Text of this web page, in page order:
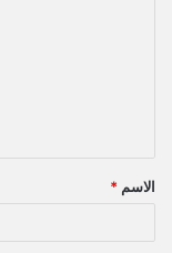
ق
*
الاسم *